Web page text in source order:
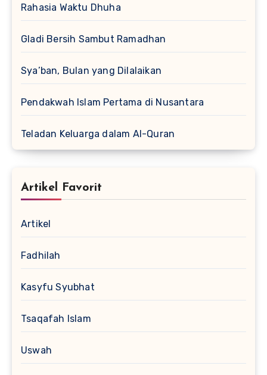
Rahasia Waktu Dhuha
Gladi Bersih Sambut Ramadhan
Sya’ban, Bulan yang Dilalaikan
Pendakwah Islam Pertama di Nusantara
Teladan Keluarga dalam Al-Quran
Artikel Favorit
Artikel
Fadhilah
Kasyfu Syubhat
Tsaqafah Islam
Uswah